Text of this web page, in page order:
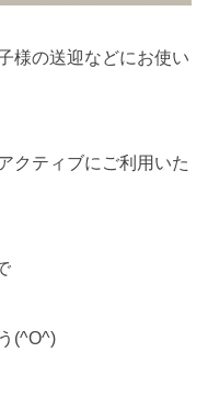
様の送迎などにお使い
クティブにご利用いた
(^O^)